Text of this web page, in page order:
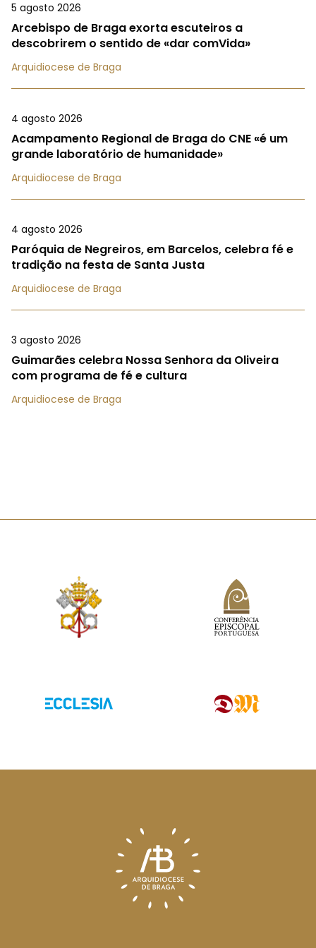
5 agosto 2026
Arcebispo de Braga exorta escuteiros a
descobrirem o sentido de «dar comVida»
Arquidiocese de Braga
4 agosto 2026
Acampamento Regional de Braga do CNE «é um
grande laboratório de humanidade»
Arquidiocese de Braga
4 agosto 2026
Paróquia de Negreiros, em Barcelos, celebra fé e
tradição na festa de Santa Justa
Arquidiocese de Braga
3 agosto 2026
Guimarães celebra Nossa Senhora da Oliveira
com programa de fé e cultura
Arquidiocese de Braga